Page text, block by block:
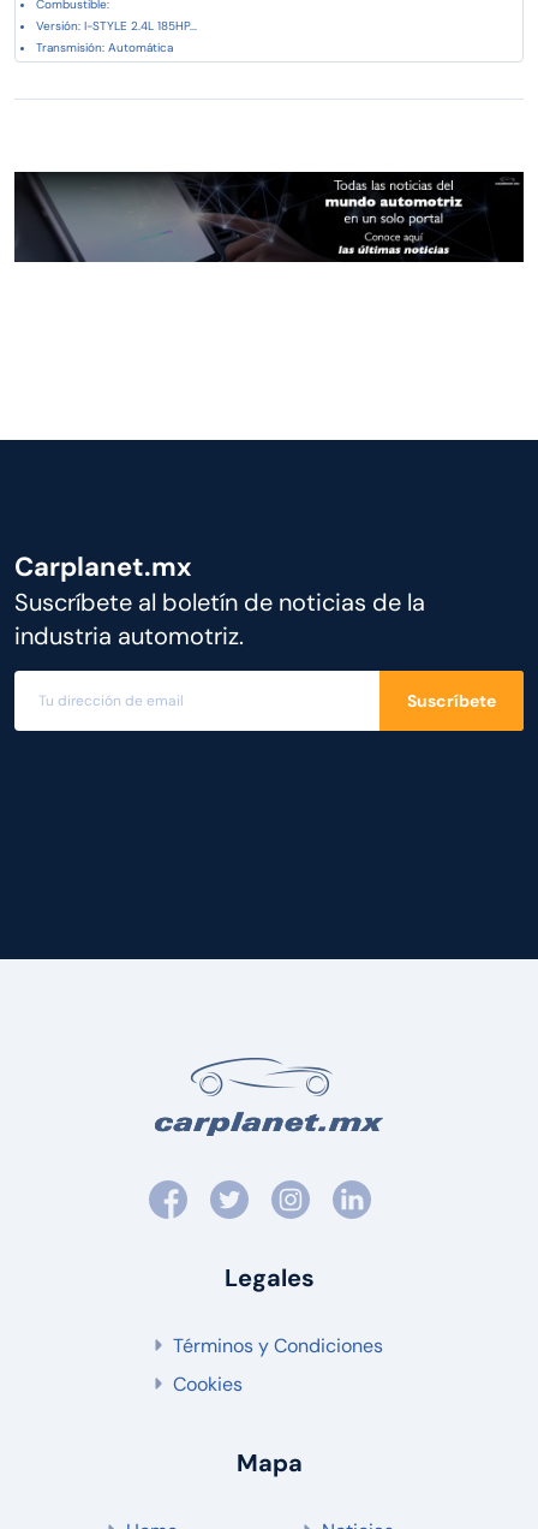
Combustible:
Versión: I-STYLE 2.4L 185HP...
Transmisión: Automática
Carplanet.mx
Suscríbete al boletín de noticias de la
industria automotriz.
Suscríbete
Legales
Términos y Condiciones
Cookies
Mapa